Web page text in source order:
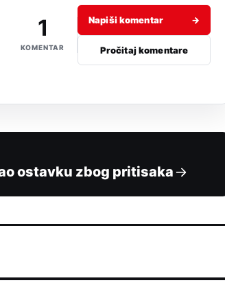
1
KOMENTAR
Napiši komentar →
Pročitaj komentare
ostavku zbog pritisaka